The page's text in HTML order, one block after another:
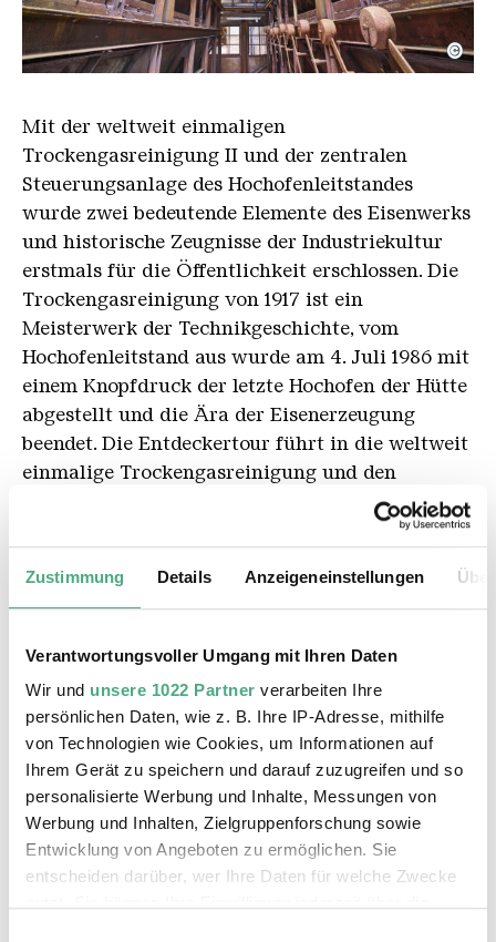
Zustimmung Details Anzeigeneinstellungen
Verantwortungsvoller Umgang mit Ihren Daten
Wir und unsere 1022 Partner verarbeiten Ihre
persönlichen Daten, wie z. B. Ihre IP-Adresse, mithilfe
von Technologien wie Cookies, um Informationen auf
Ihrem Gerät zu speichern und darauf zuzugreifen und so
personalisierte Werbung und Inhalte, Messungen von
Werbung und Inhalten, Zielgruppenforschung sowie
Entwicklung von Angeboten zu ermöglichen. Sie
entscheiden darüber, wer Ihre Daten für welche Zwecke
Blick zwischen zwei Blöcke der
Copyright: Weltkulturerbe Völklinger Hütte | Tom
©
Mit der weltweit einmaligen
Trockengasreinigung II und der zentralen
Steuerungsanlage des Hochofenleitstandes
wurde zwei bedeutende Elemente des Eisenwerks
und historische Zeugnisse der Industriekultur
erstmals für die Öffentlichkeit erschlossen. Die
Trockengasreinigung von 1917 ist ein
Meisterwerk der Technikgeschichte, vom
Hochofenleitstand aus wurde am 4. Juli 1986 mit
einem Knopfdruck der letzte Hochofen der Hütte
abgestellt und die Ära der Eisenerzeugung
beendet. Die Entdeckertour führt in die weltweit
einmalige Trockengasreinigung und den
Hochofenleitstand, von dem aus die 6 Hochöfen
Erwachsene
Kinder und Jugendliche bis einschl. 18
Jahre Teilnahme frei
gültig ab 1. November 2025
Max. 30 Personen.
Sie können Ihre Tickets in unserem
Online-Shopoder an der Kasse erwerben.